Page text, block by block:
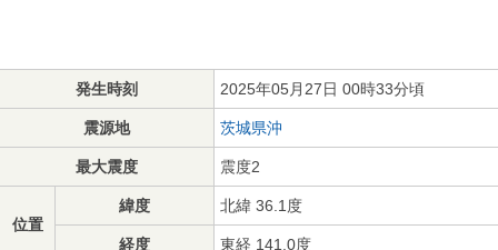
発生時刻 2025年05月27日 00時33分頃
震源地 茨城県沖
最大震度 震度2
位置
緯度 北緯 36.1度
経度 東経 141.0度